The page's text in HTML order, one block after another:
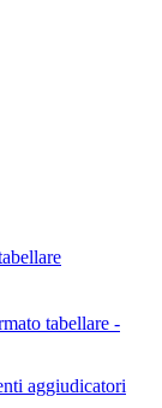
tabellare -
aggiudicatori